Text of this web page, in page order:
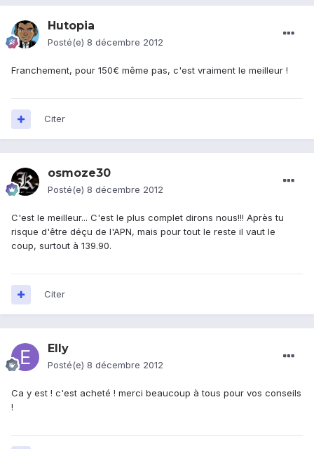
Hutopia
Posté(e) 8 décembre 2012
Franchement, pour 150€ même pas, c'est vraiment le meilleur !
Citer
osmoze30
Posté(e) 8 décembre 2012
C'est le meilleur... C'est le plus complet dirons nous!!! Après tu
risque d'être déçu de l'APN, mais pour tout le reste il vaut le
coup, surtout à 139.90.
Citer
Elly
Posté(e) 8 décembre 2012
Ca y est ! c'est acheté ! merci beaucoup à tous pour vos conseils
!